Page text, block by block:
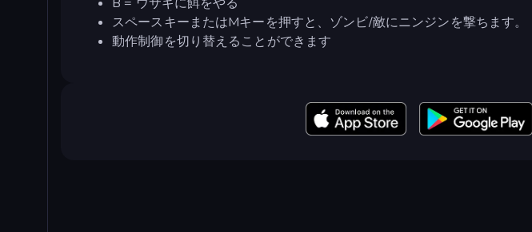
スペースキーまたはMキーを押すと、ゾンビ/敵にニンジンを撃ちます。
動作制御を切り替えることができます